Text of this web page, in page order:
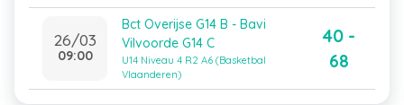
26/03
09:00
Bct Overijse G14 B - Bavi
Vilvoorde G14 C
U14 Niveau 4 R2 A6 (Basketbal
Vlaanderen)
40 -
68